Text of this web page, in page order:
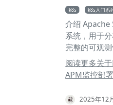
vsphere" 配
了 rancher-
动触发 Helm
目录中放置
证。
k8s k8s入门系
介绍 Apache
系统，用于
完整的可观
定位和解决
数据收集、
询监控数据
阅读更多关
APM监控部署
2025年12